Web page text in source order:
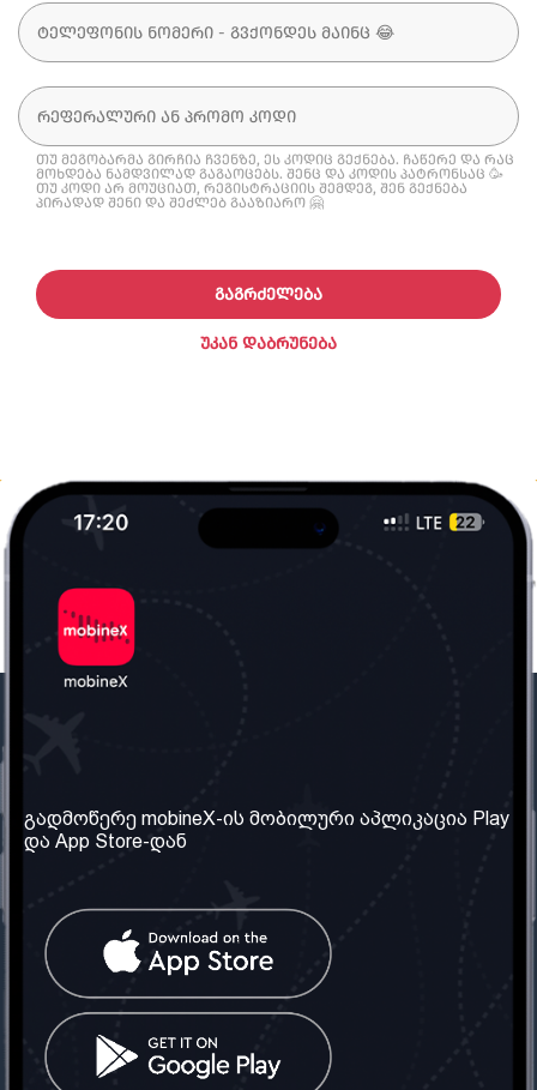
თუ მეგობარმა გირჩია ჩვენზე, ეს კოდიც გექნება. ჩაწერე და რაც
მოხდება ნამდვილად გაგაოცებს. შენც და კოდის პატრონსაც 🥳
თუ კოდი არ მოუციათ, რეგისტრაციის შემდეგ, შენ გექნება
პირადად შენი და შეძლებ გააზიარო 🤗
ᲣᲙᲐᲜ ᲓᲐᲑᲠᲣᲜᲔᲑᲐ
ᲒᲐᲒᲠᲫᲔᲚᲔᲑᲐ
ჩვენ შესახებ
ჩვენი სერვისები
წესები და პირობები
კითხვები
კონტაქტი
საქართველო: თბილისი
ტელ: 032 2 04 00 50
სოციალური ქსელი
გადმოწერე mobineX-ის მობილური აპლიკაცია Play
და App Store-დან